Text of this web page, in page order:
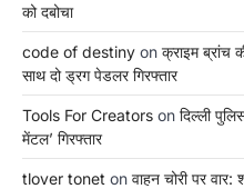
को दबोचा
code of destiny on क्राइम ब्रांच
साथ दो ड्रग पेडलर गिरफ्तार
Tools For Creators on दिल्ली
मेंटल’ गिरफ्तार
tlover tonet on वाहन चोरी पर वार: